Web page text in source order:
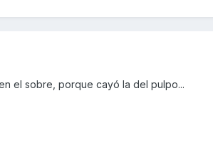
el sobre, porque cayó la del pulpo...